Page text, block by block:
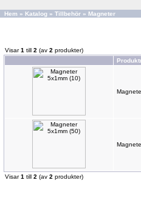
Hem » Katalog » Tillbehör » Magneter
Visar1 till 2 (av 2 produkter)
Visar1 till 2 (av 2 produkter)